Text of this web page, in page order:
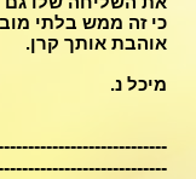
כי זה ממש בלתי
אוהבת אותך קרן.
מיכל נ.